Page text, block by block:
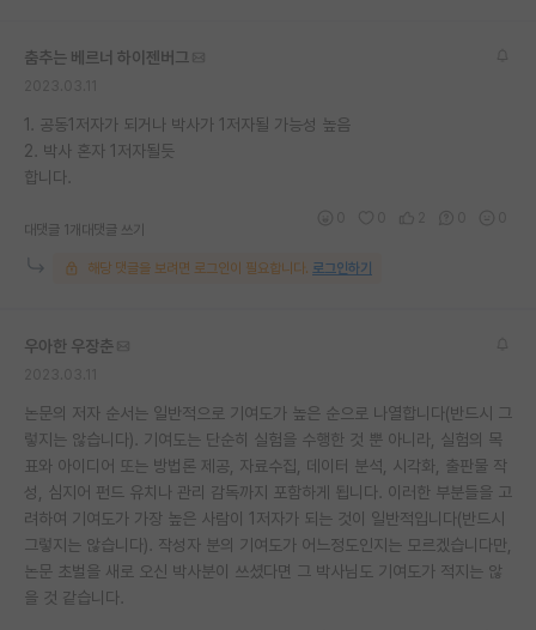
춤추는 베르너 하이젠버그
1. 공동1저자가 되거나 박사가 1저자될 가능성 높음
2. 박사 혼자 1저자될듯
합니다.
대댓글 1개 대댓글 쓰기
해당 댓글을 보려면 로그인이 필요합니다. 로그인하기
우아한 우장춘
논문의 저자 순서는 일반적으로 기여도가 높은 순으로 나열합니다(반드시 그
렇지는 않습니다). 기여도는 단순히 실험을 수행한 것 뿐 아니라, 실험의 목
표와 아이디어 또는 방법론 제공, 자료수집, 데이터 분석, 시각화, 출판물 작
성, 심지어 펀드 유치나 관리 감독까지 포함하게 됩니다. 이러한 부분들을 고
려하여 기여도가 가장 높은 사람이 1저자가 되는 것이 일반적입니다(반드시
그렇지는 않습니다). 작성자 분의 기여도가 어느정도인지는 모르겠습니다만,
논문 초벌을 새로 오신 박사분이 쓰셨다면 그 박사님도 기여도가 적지는 않
을 것 같습니다.